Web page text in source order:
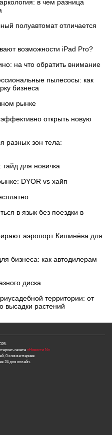
в чем разница
полуавтомат отличается
возможности iPad Pro?
на что обратить внимание
пылесосы: как
бизнеса
рынке
открыть новую
разных зон тела:
гайд для новичка
DYOR vs хайп
в язык без поездки в
аэропорт Кишинёва для
бизнеса: как автодилерам
диска
территории: от
высадки растений
газета«Новости N»
0 комментариев
24 дня онлайн.